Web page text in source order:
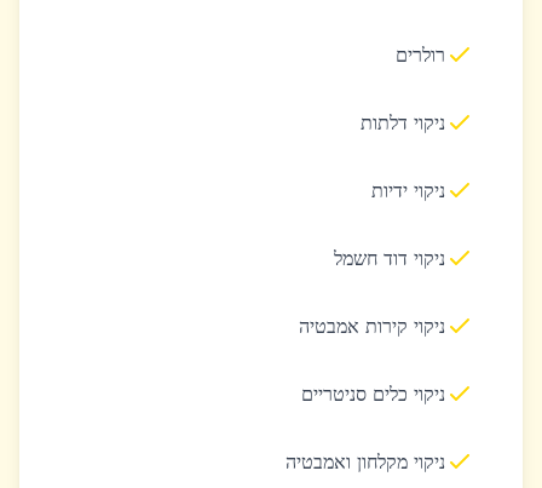
רולרים
ניקוי דלתות
ניקוי ידיות
ניקוי דוד חשמל
ניקוי קירות אמבטיה
ניקוי כלים סניטריים
ניקוי מקלחון ואמבטיה